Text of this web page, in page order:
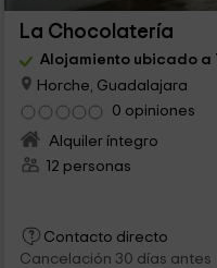
La Chocolatería
Alojamiento ubicado a
Horche, Guadalajara
0 opiniones
Alquiler íntegro
12 personas
Contacto directo
Cancelación 30 días antes